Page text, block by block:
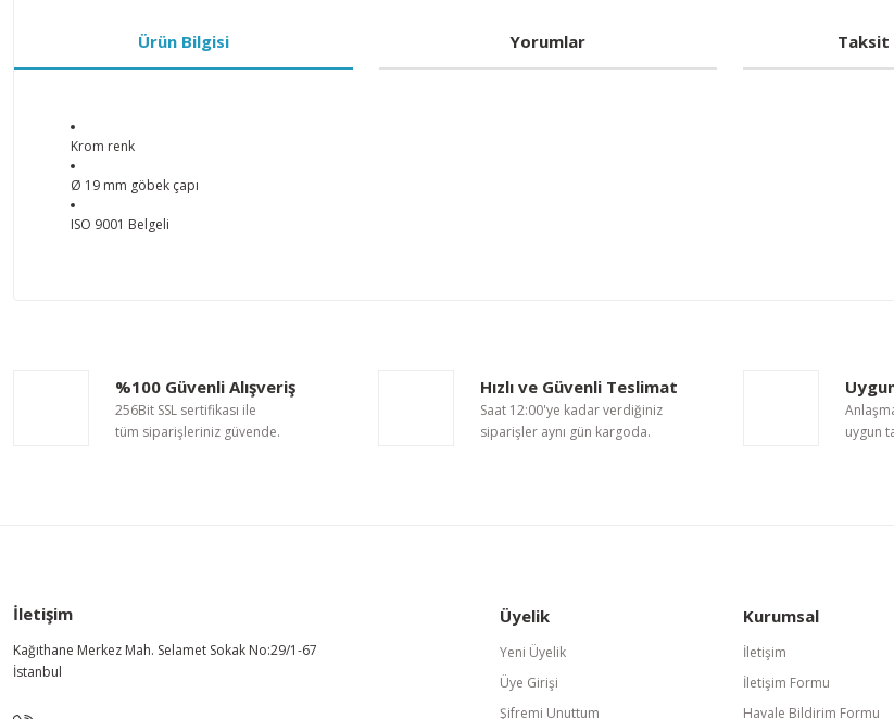
Ürün Bilgisi Yorumlar Taksit
Krom renk
Ø 19 mm göbek çapı
ISO 9001 Belgeli
Ürün açıklamasında eksik bilgiler bulunuyor.
Ürün bilgilerinde hatalar bulunuyor.
%100 Güvenli Alışveriş
256Bit SSL sertifikası ile
tüm siparişleriniz güvende.
Hızlı ve Güvenli Teslimat
Saat 12:00'ye kadar verdiğiniz
siparişler aynı gün kargoda.
uygun
İletişim
Kağıthane Merkez Mah. Selamet Sokak No:29/1-67
İstanbul
Üyelik
Yeni Üyelik
Üye Girişi
Şifremi Unuttum
Kurumsal
İletişim
İletişim Formu
Havale Bildirim Formu